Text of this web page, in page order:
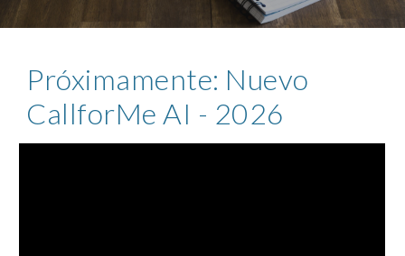
Próximamente: Nuevo
CallforMe AI - 2026